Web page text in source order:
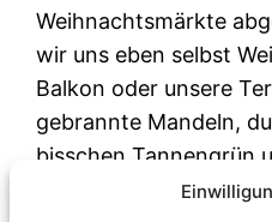
Weihnachtsmärkte
wir uns eben selbst
Balkon oder unsere
gebrannte Mandeln,
bisschen Tannengrün
Gläsern. Fertig ist der